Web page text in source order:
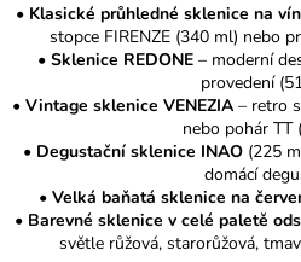
• Klasické průhledné sklenice na
stopce FIRENZE (340 ml) nebo
• Sklenice REDONE – moderní
provedení
• Vintage sklenice VENEZIA – retro
nebo pohár TT
• Degustační sklenice INAO (225
domácí
• Velká baňatá sklenice na
• Barevné sklenice v celé paletě
světle růžová, starorůžová,